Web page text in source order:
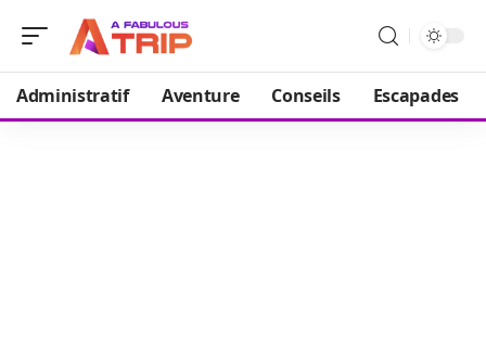
Administratif Aventure Conseils Escapades